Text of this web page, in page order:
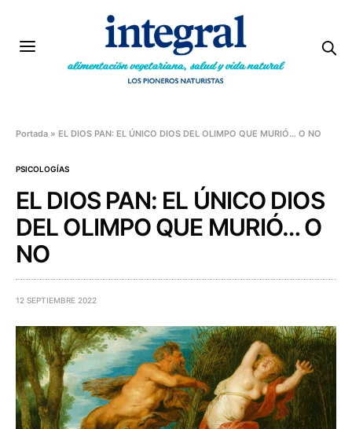
Portada » EL DIOS PAN: EL ÚNICO DIOS DEL OLIMPO QUE MURIÓ… O NO
PSICOLOGÍAS
EL DIOS PAN: EL ÚNICO DIOS
DEL OLIMPO QUE MURIÓ… O
NO
12 SEPTIEMBRE 2022